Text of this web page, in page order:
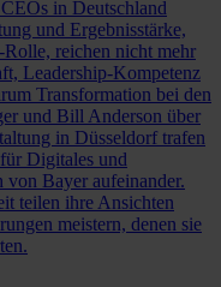
CEOs in Deutschland
und Ergebnisstärke,
reichen nicht mehr
Leadership-Kompetenz
Transformation bei den
und Bill Anderson über
in Düsseldorf trafen
Digitales und
von Bayer aufeinander.
teilen ihre Ansichten
meistern, denen sie